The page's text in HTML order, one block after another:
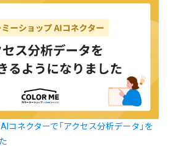
コネクターで「アクセス分析データ」を